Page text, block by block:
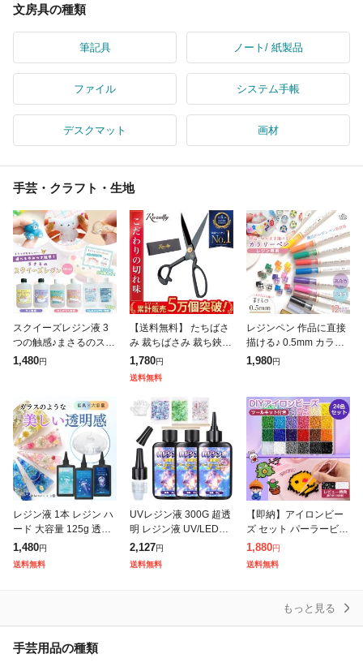
文房具の種類
筆記具 ノート/ 紙製品
ファイル システム手帳
デスクマット 画材
手芸・クラフト・生地
スクイーズレジン液 3
つの触感♪まさるのスク
イーズレジン セット グ
原液 Gr
1,480円
【送料無料】 たちばさ
み 裁ちばさみ 裁ち鋏
洋裁 たちばさみ 手芸
はさみ 裁縫 裁ちばさみ
み 裁縫ハ
1,780円
送料無料
レジンペン 作品に直接
描ける♪ 0.5mm カラリ
ーペン ベーシックカラ
子で
1,980円
レジン液 1本 レジン ハ
ード 大容量 125g 透明
低粘度 中粘度 高粘度
おすすめ 初心者 UV LE
1,480円
送料無料
UVレジン液 300G 超透
明 レジン液 UV/LED対
応 レジン液 大容量 速
硬化 黄変しにくい レジ
2,127円
送料無料
【即納】アイロンビー
ズ セット パーラービー
ズ 図案 アクセサリー豊
富 工具セット付き ケー
1,880円
送料無料
もっと見る
手芸用品の種類